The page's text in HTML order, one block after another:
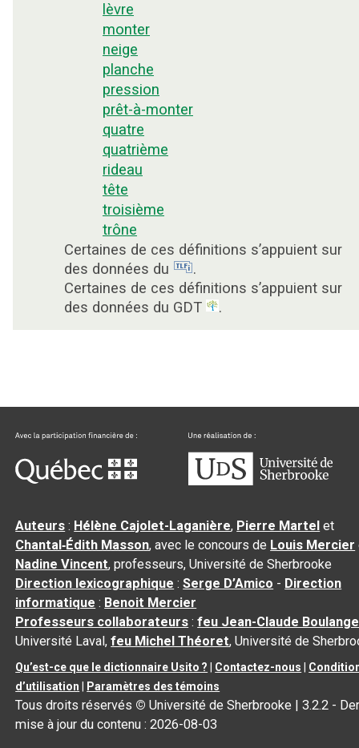
lèvre
monter
neige
planche
pression
prêt-à-monter
quatre
quatrième
rideau
tête
troisième
trône
Certaines de ces définitions s’appuient sur
des données du
.
Certaines de ces définitions s’appuient sur
des données du GDT
.
Auteurs : Hélène Cajolet-Laganière, Pierre Martel et
Chantal‑Édith Masson, avec le concours de Louis Mercier
Nadine Vincent, professeurs, Université de Sherbrooke
Direction lexicographique :Serge D’Amico - Direction
informatique : Benoit Mercier
Professeurs collaborateurs :feu Jean-Claude
Université Laval,feu Michel Théoret, Université de
Qu’est-ce que le dictionnaire Usito ? Contactez-nous
d’utilisation
Paramètres des témoins
Tous droits réservés © Université de Sherbrooke |3.2.2 -
mise à jour du contenu :2026-08-03